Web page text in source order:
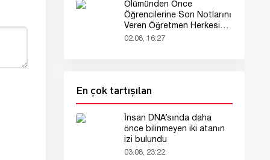
Ölümünden Önce
Öğrencilerine Son Notlarını
Veren Öğretmen Herkesi
Derinden Etkiledi
02.08, 16:27
En çok tartışılan
İnsan DNA’sında daha
önce bilinmeyen iki atanın
izi bulundu
03.08, 23:22